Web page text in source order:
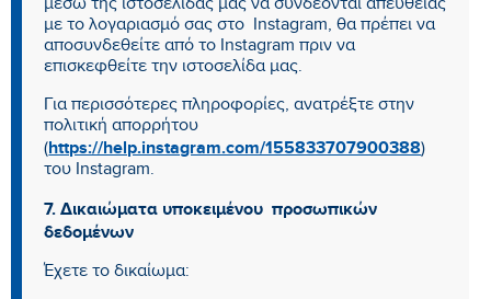
μέσω της ιστοσελίδας μας να συνδέονται απευθείας
με το λογαριασμό σας στο Instagram, θα πρέπει να
αποσυνδεθείτε από το Instagram πριν να
επισκεφθείτε την ιστοσελίδα μας.
Για περισσότερες πληροφορίες, ανατρέξτε στην
πολιτική απορρήτου
(https://help.instagram.com/155833707900388)
του Instagram.
7. Δικαιώματα υποκειμένου προσωπικών
δεδομένων
Έχετε το δικαίωμα: